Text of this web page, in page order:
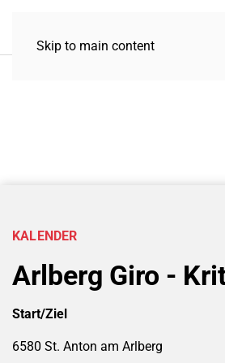
Skip to main content
KALENDER
Arlberg Giro -
Start/Ziel
6580 St. Anton am Arlberg